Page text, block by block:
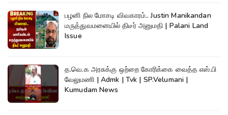
பழனி நில மோசடி விவகாரம்.. Justin Manikandan
மருத்துவமனையில் திடீர் அனுமதி | Palani Land
Issue
த.வெ.க அரசுக்கு ஒற்றை கோரிக்கை வைத்த எஸ்.பி
வேலுமணி | Admk | Tvk | SP.Velumani |
Kumudam News